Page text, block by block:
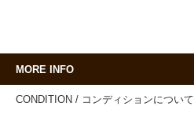
MORE INFO
CONDITION / コンディションについて